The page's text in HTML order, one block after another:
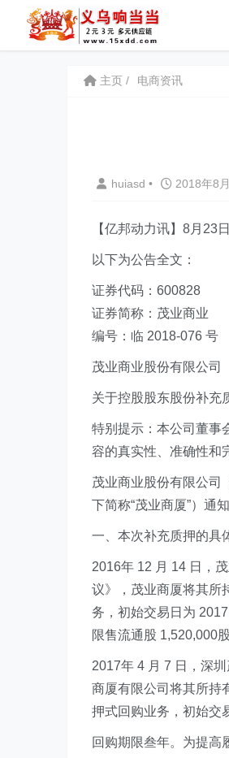
主页 电商资讯
huiasd • 2018年8
【亿邦动力讯】8月23
以下为公告全文：
证券代码：600828
证券简称：茂业商业
编号：临 2018-076 号
茂业商业股份有限公司
关于控股股东股份补充
特别提示：本公司董事
容的真实性、准确性和
茂业商业股份有限公司
下简称“茂业商厦”）通
一、本次补充质押的具
2016年 12 月 14 日，
议》，茂业商厦将其所
务，初始交易日为
限售流通股 1,520,000股
2017年 4 月 7 日，深
商厦有限公司将其所持
押式回购业务，初始交
回购期限叁年。为提高